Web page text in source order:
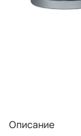
Описание